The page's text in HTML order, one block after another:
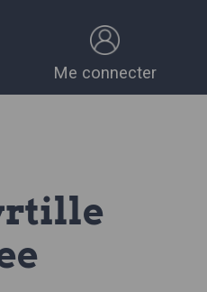
Me connecter